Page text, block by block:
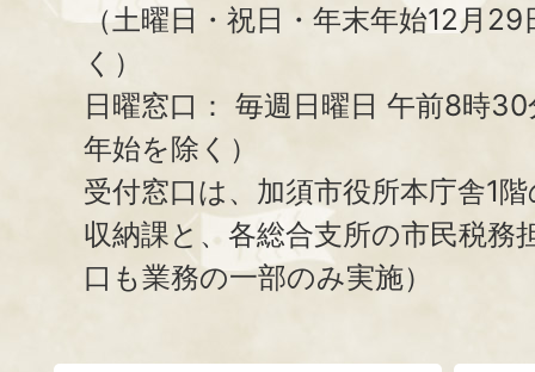
（土曜日・祝日・年末年始12月
く）
日曜窓口： 毎週日曜日 午前8時
年始を除く）
受付窓口は、加須市役所本庁舎1
収納課と、 各総合支所の市民税務
口も業務の一部のみ実施）